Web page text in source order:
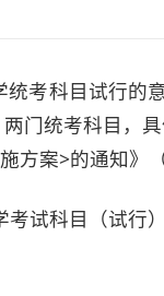
考科目试行的
门统考科目，
案>的通知》
试科目（试行）